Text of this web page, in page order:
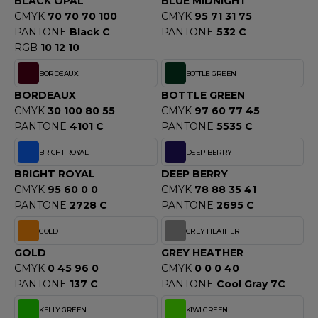
SHIRT
SHIRT
PROFESSIONNELLE
- BLOUSON
COOL
HOODS
T'S
SERIE
CMYK 70 70 70 100
PANTONE Black C
RGB 10 12 10
CMYK 95 71 31 75
PANTONE 532 C
BORDEAUX
BORDEAUX
CMYK 30 100 80 55
PANTONE 4101 C
BOTTLE GREEN
BOTTLE GREEN
CMYK 97 60 77 45
PANTONE 5535 C
BRIGHT ROYAL
BRIGHT ROYAL
CMYK 95 60 0 0
PANTONE 2728 C
DEEP BERRY
DEEP BERRY
CMYK 78 88 35 41
PANTONE 2695 C
GOLD
GOLD
CMYK 0 45 96 0
PANTONE 137 C
GREY HEATHER
GREY HEATHER
CMYK 0 0 0 40
PANTONE Cool Gray 7C
KELLY GREEN KIWI GREEN